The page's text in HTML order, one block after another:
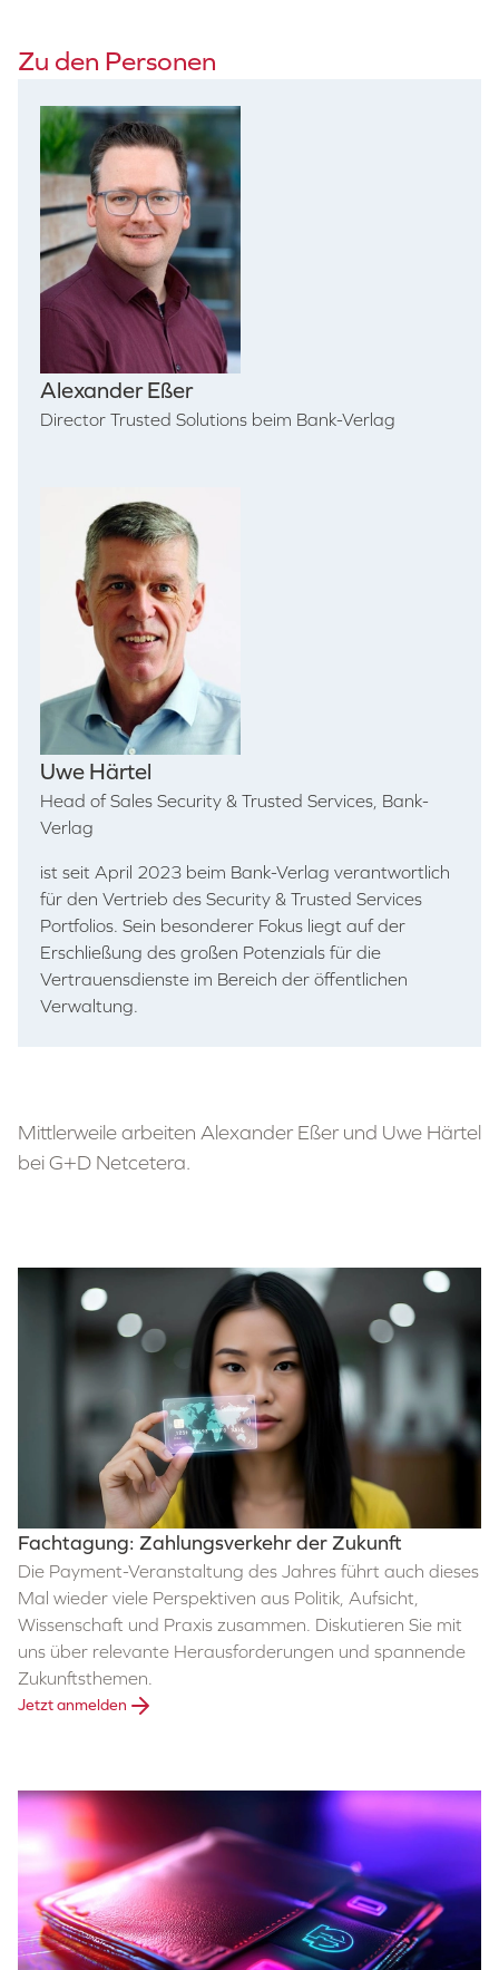
Zu den Personen
Alexander Eßer
Director Trusted Solutions beim Bank-Verlag
Uwe Härtel
Head of Sales Security & Trusted Services, Bank-
Verlag
ist seit April 2023 beim Bank-Verlag verantwortlich
für den Vertrieb des Security & Trusted Services
Portfolios. Sein besonderer Fokus liegt auf der
Erschließung des großen Potenzials für die
Vertrauensdienste im Bereich der öffentlichen
Verwaltung.
Mittlerweile arbeiten Alexander Eßer und Uwe Härtel
bei G+D Netcetera.
Fachtagung: Zahlungsverkehr der Zukunft
Die Payment-Veranstaltung des Jahres führt auch dieses
Mal wieder viele Perspektiven aus Politik, Aufsicht,
Wissenschaft und Praxis zusammen. Diskutieren Sie mit
uns über relevante Herausforderungen und spannende
Zukunftsthemen.
Jetzt anmelden